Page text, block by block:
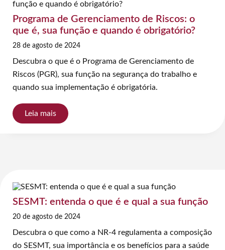
Programa de Gerenciamento de Riscos: o
que é, sua função e quando é obrigatório?
28 de agosto de 2024
Descubra o que é o Programa de Gerenciamento de
Riscos (PGR), sua função na segurança do trabalho e
quando sua implementação é obrigatória.
Leia mais
SESMT: entenda o que é e qual a sua função
20 de agosto de 2024
Descubra o que como a NR-4 regulamenta a composição
do SESMT, sua importância e os benefícios para a saúde